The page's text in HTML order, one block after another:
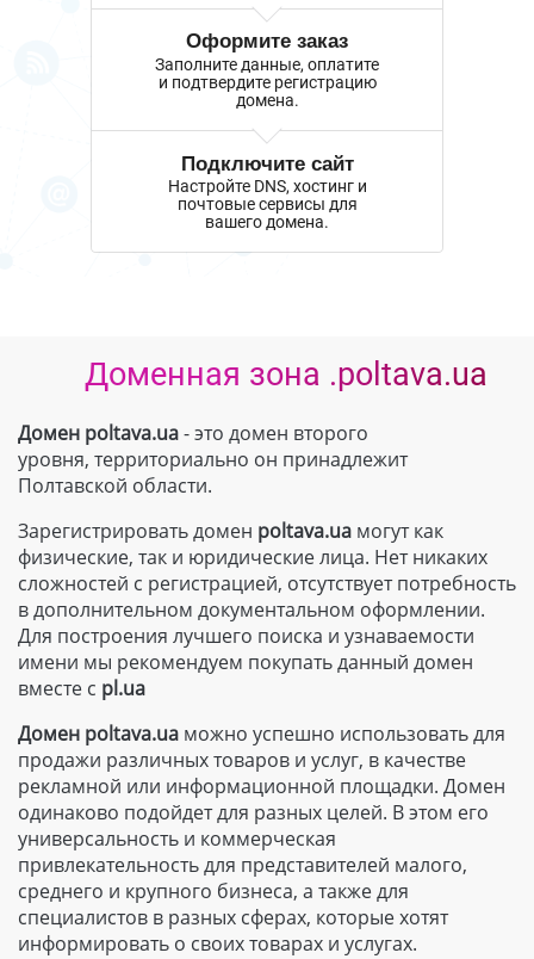
Оформите заказ
Заполните данные, оплатите
и подтвердите регистрацию
домена.
Подключите сайт
Настройте DNS, хостинг и
почтовые сервисы для
вашего домена.
Доменная зона .poltava.ua
Домен poltava.ua- это домен второго
уровня, территориально он принадлежит
Полтавской области.
Зарегистрировать домен poltava.ua могут как
физические, так и юридические лица. Нет никаких
сложностей с регистрацией, отсутствует потребность
в дополнительном документальном оформлении.
Для построения лучшего поиска и узнаваемости
имени мы рекомендуем покупать данный домен
вместе с pl.ua
Домен poltava.ua можно успешно использовать для
продажи различных товаров и услуг, в качестве
рекламной или информационной площадки. Домен
одинаково подойдет для разных целей. В этом его
универсальность и коммерческая
привлекательность для представителей малого,
среднего и крупного бизнеса, а также для
специалистов в разных сферах, которые хотят
информировать о своих товарах и услугах.